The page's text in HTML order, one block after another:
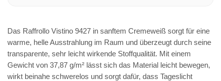
Das Raffrollo Vistino 9427 in sanftem Cremeweiß sorgt für eine
warme, helle Ausstrahlung im Raum und überzeugt durch seine
transparente, sehr leicht wirkende Stoffqualität. Mit einem
Gewicht von 37,87 g/m² lässt sich das Material leicht bewegen,
wirkt beinahe schwerelos und sorgt dafür, dass Tageslicht